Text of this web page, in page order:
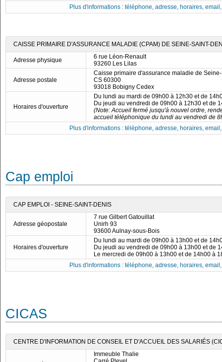
Plus d'informations : téléphone, adresse, horaires,
CAISSE PRIMAIRE D'ASSURANCE MALADIE (CPAM) DE SEINE-SAINT-
Adresse physique
6 rue Léon-Renault
93260 Les Lilas
Adresse postale
Caisse primaire d'assurance maladie de
CS 60300
93018 Bobigny Cedex
Horaires d'ouverture
Du lundi au mardi de 09h00 à 12h30 et de
Du jeudi au vendredi de 09h00 à 12h30 et de
(Note: Accueil fermé jusqu'à nouvel ordre,
accueil téléphonique du lundi au vendredi de
Plus d'informations : téléphone, adresse, horaires,
Cap emploi
CAP EMPLOI - SEINE-SAINT-DENIS
Adresse géopostale
7 rue Gilbert Gatouillat
Unirh 93
93600 Aulnay-sous-Bois
Horaires d'ouverture
Du lundi au mardi de 09h00 à 13h00 et de
Du jeudi au vendredi de 09h00 à 13h00 et de
Le mercredi de 09h00 à 13h00 et de 14h00 à
Plus d'informations : téléphone, adresse, horaires,
CICAS
CENTRE D'INFORMATION DE CONSEIL ET D'ACCUEIL DES SALARIÉS
Immeuble Thalie